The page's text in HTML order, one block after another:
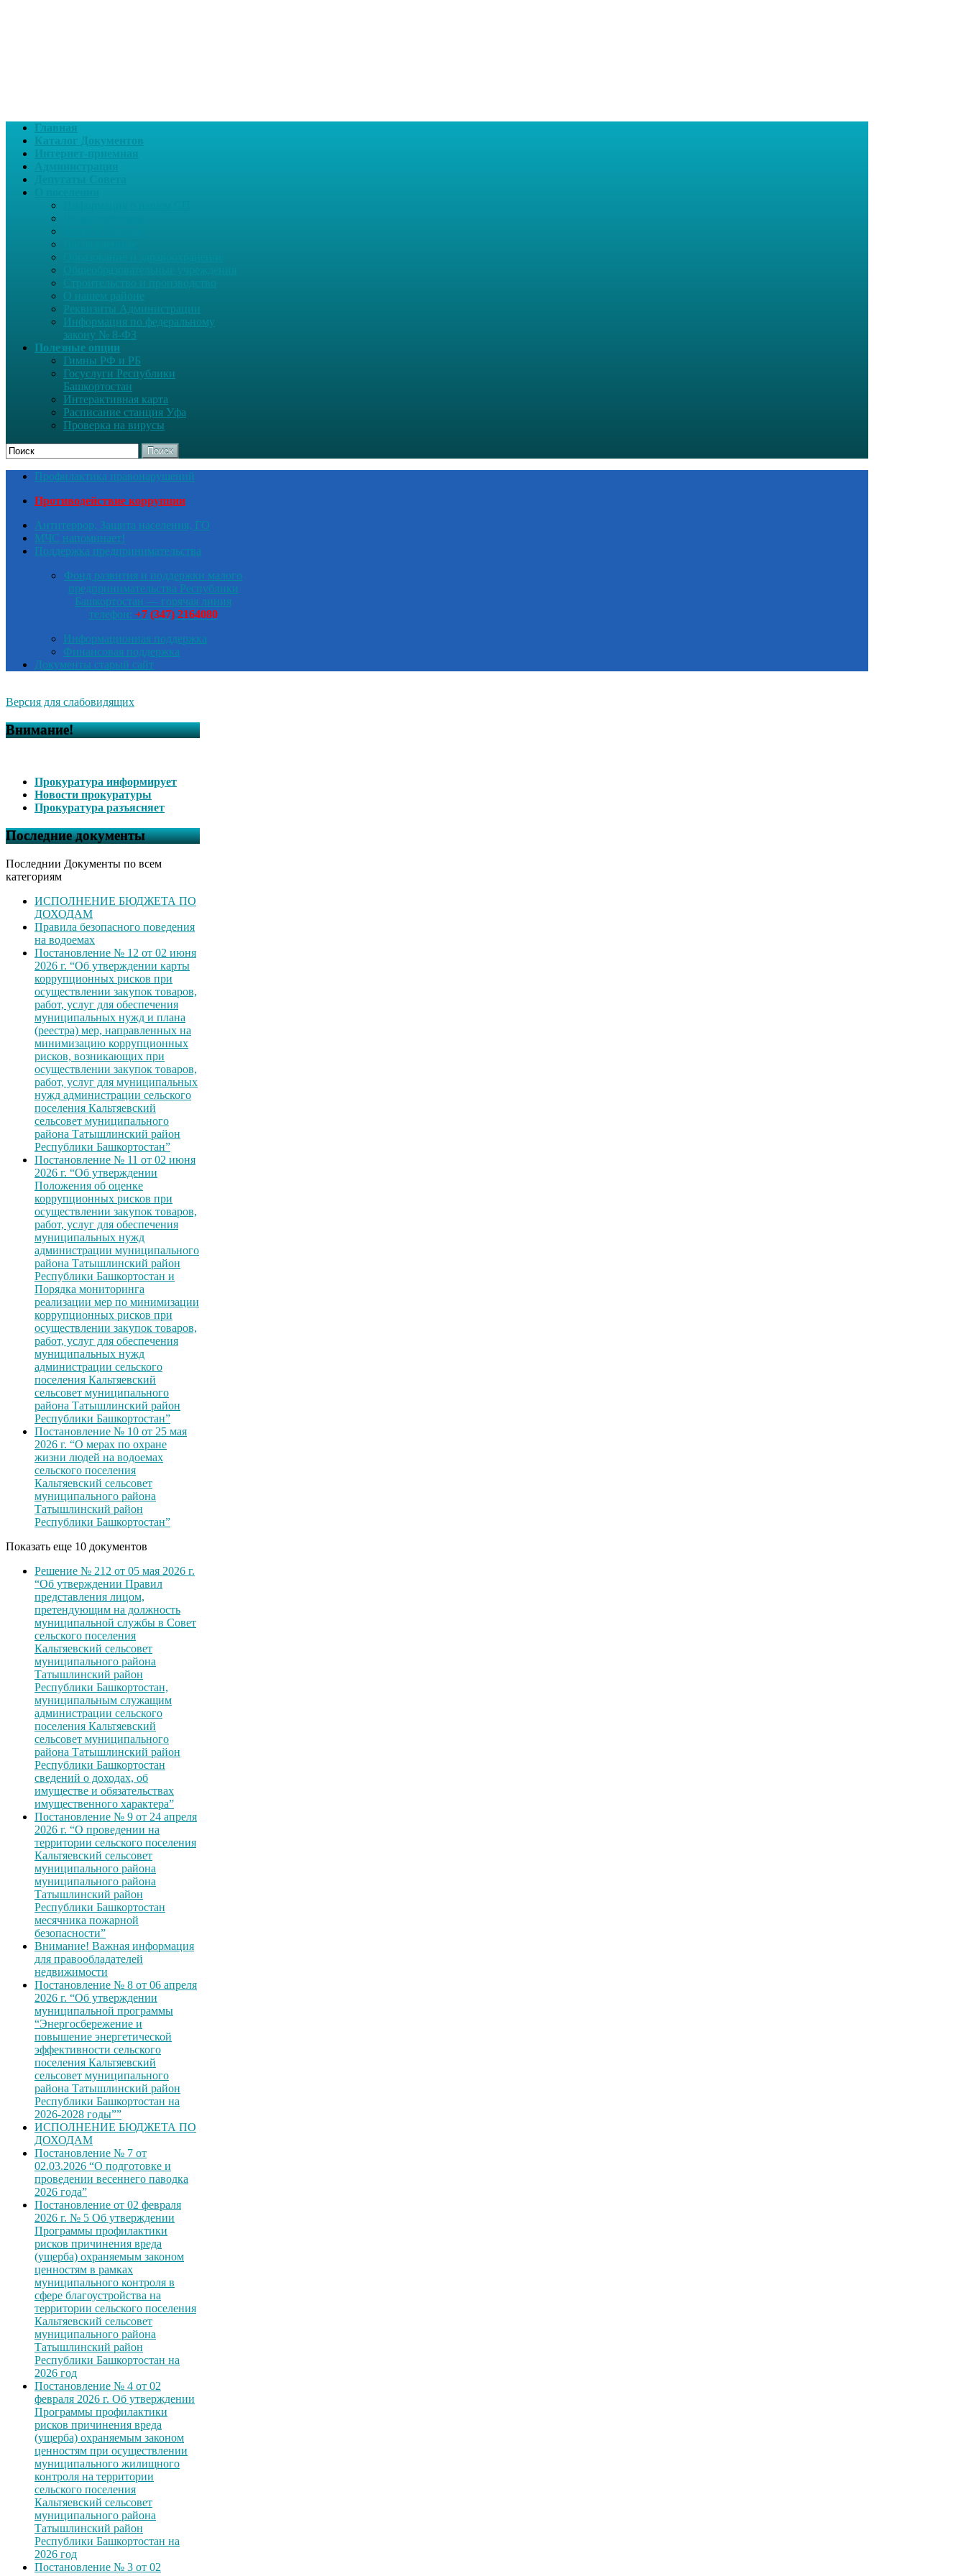
Главная
Каталог Документов
О нашем районе
Реквизиты Администрации
Информация по федеральному
закону № 8-ФЗ
Полезные опции
Гимны РФ и РБ
Госуслуги Республики
Башкортостан
Интерактивная карта
Расписание станция Уфа
Проверка на вирусы
Поиск
Профилактика правонарушений
Противодействие коррупции
Антитеррор, Защита населения, ГО
МЧС напоминает!
Поддержка предпринимательства
Фонд развития и поддержки малого
предпринимательства Республики
Башкортостан — горячая линия
телефон: +7 (347) 2164080
Информационная поддержка
Финансовая поддержка
Документы старый сайт
Версия для слабовидящих
Внимание!
Прокуратура информирует
Новости прокуратуры
Прокуратура разъясняет
Последние документы
Последнии Документы по всем
категориям
ИСПОЛНЕНИЕ БЮДЖЕТА ПО
ДОХОДАМ
Правила безопасного поведения
на водоемах
Постановление № 12 от 02 июня
2026 г. “Об утверждении карты
коррупционных рисков при
осуществлении закупок товаров,
работ, услуг для обеспечения
муниципальных нужд и плана
(реестра) мер, направленных на
минимизацию коррупционных
рисков, возникающих при
осуществлении закупок товаров,
работ, услуг для муниципальных
нужд администрации сельского
поселения Кальтяевский
сельсовет муниципального
района Татышлинский район
Республики Башкортостан”
Постановление № 11 от 02 июня
2026 г. “Об утверждении
Положения об оценке
коррупционных рисков при
осуществлении закупок товаров,
работ, услуг для обеспечения
муниципальных нужд
администрации муниципального
района Татышлинский район
Республики Башкортостан и
Порядка мониторинга
реализации мер по минимизации
коррупционных рисков при
осуществлении закупок товаров,
работ, услуг для обеспечения
муниципальных нужд
администрации сельского
поселения Кальтяевский
сельсовет муниципального
района Татышлинский район
Республики Башкортостан”
Постановление № 10 от 25 мая
2026 г. “О мерах по охране
жизни людей на водоемах
сельского поселения
Кальтяевский сельсовет
муниципального района
Татышлинский район
Республики Башкортостан”
Показать еще 10 документов
Решение № 212 от 05 мая 2026 г.
“Об утверждении Правил
представления лицом,
претендующим на должность
муниципальной службы в Совет
сельского поселения
Кальтяевский сельсовет
муниципального района
Татышлинский район
Республики Башкортостан,
муниципальным служащим
администрации сельского
поселения Кальтяевский
сельсовет муниципального
района Татышлинский район
Республики Башкортостан
сведений о доходах, об
имуществе и обязательствах
имущественного характера”
Постановление № 9 от 24 апреля
2026 г. “О проведении на
территории сельского поселения
Кальтяевский сельсовет
муниципального района
муниципального района
Татышлинский район
Республики Башкортостан
месячника пожарной
безопасности”
Внимание! Важная информация
для правообладателей
недвижимости
Постановление № 8 от 06 апреля
2026 г. “Об утверждении
муниципальной программы
“Энергосбережение и
повышение энергетической
эффективности сельского
поселения Кальтяевский
сельсовет муниципального
района Татышлинский район
Республики Башкортостан на
2026-2028 годы””
ИСПОЛНЕНИЕ БЮДЖЕТА ПО
ДОХОДАМ
Постановление № 7 от
02.03.2026 “О подготовке и
проведении весеннего паводка
2026 года”
Постановление от 02 февраля
2026 г. № 5 Об утверждении
Программы профилактики
рисков причинения вреда
(ущерба) охраняемым законом
ценностям в рамках
муниципального контроля в
сфере благоустройства на
территории сельского поселения
Кальтяевский сельсовет
муниципального района
Татышлинский район
Республики Башкортостан на
2026 год
Постановление № 4 от 02
февраля 2026 г. Об утверждении
Программы профилактики
рисков причинения вреда
(ущерба) охраняемым законом
ценностям при осуществлении
муниципального жилищного
контроля на территории
сельского поселения
Кальтяевский сельсовет
муниципального района
Татышлинский район
Республики Башкортостан на
2026 год
Постановление № 3 от 02